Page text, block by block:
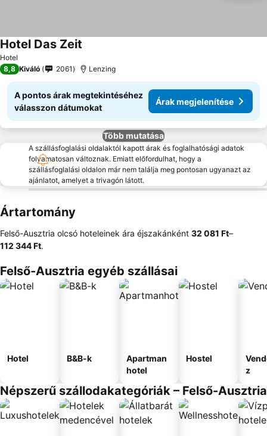
Hotel
Hotel Das Zeit
8,8 Kiváló 2061 Lenzing
A pontos árak megtekintéséhez
válasszon dátumokat
Árak megjelenítése
Több mutatása
A szállásfoglalási oldalaktól kapott árak és foglalhatósági adatok
folyamatosan változnak. Emiatt előfordulhat, hogy a
szállásfoglalási oldalon már nem találja meg pontosan ugyanazt az
ajánlatot, amelyet a trivagón látott.
Ártartomány
Felső-Ausztria olcsó hoteleinek ára éjszakánként ‎32 081 Ft–
112 344 Ft.
Felső-Ausztria egyéb szállásai
Hotel B&B-k
Apartman
hotel
Hostel
z
Népszerű szállodakategóriák – Felső-Ausztria